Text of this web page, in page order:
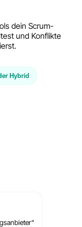
dein Scrum-
und Konflikte
Hybrid